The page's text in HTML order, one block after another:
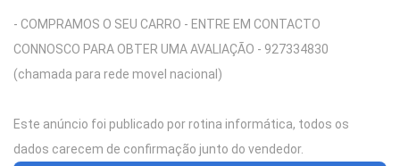
- COMPRAMOS O SEU CARRO - ENTRE EM CONTACTO
CONNOSCO PARA OBTER UMA AVALIAÇÃO - 927334830
(chamada para rede movel nacional)
Este anúncio foi publicado por rotina informática, todos os
dados carecem de confirmação junto do vendedor.